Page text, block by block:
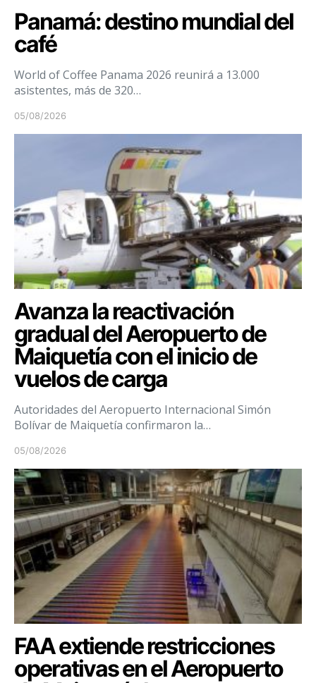
Panamá: destino mundial del
café
World of Coffee Panama 2026 reunirá a 13.000
asistentes, más de 320…
05/08/2026
Avanza la reactivación
gradual del Aeropuerto de
Maiquetía con el inicio de
vuelos de carga
Autoridades del Aeropuerto Internacional Simón
Bolívar de Maiquetía confirmaron la…
05/08/2026
FAA extiende restricciones
operativas en el Aeropuerto